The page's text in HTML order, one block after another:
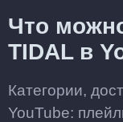
Что
TIDAL в
Категории,
YouTube: